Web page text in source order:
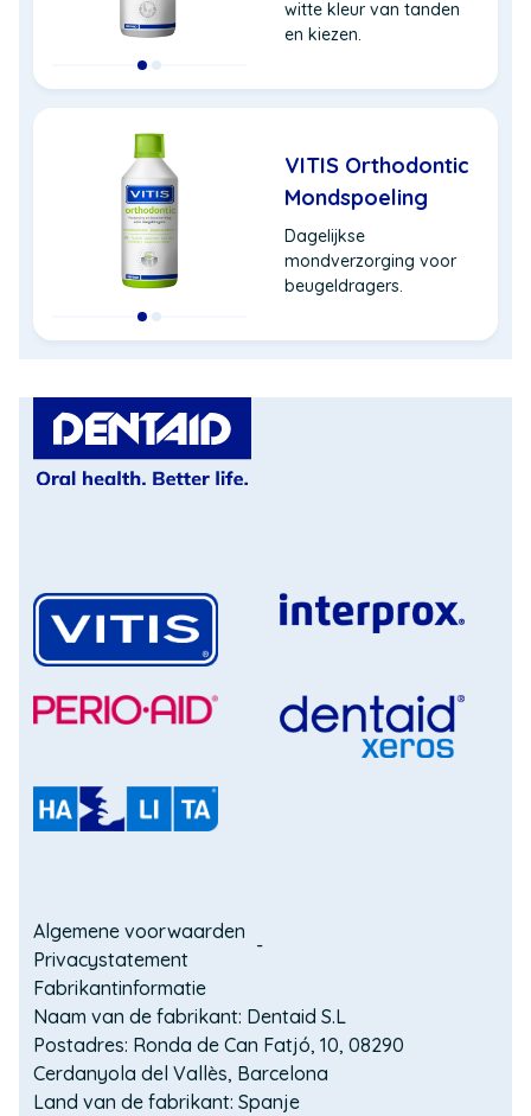
witte kleur van tanden
en kiezen.
VITIS Orthodontic
Mondspoeling
Dagelijkse
mondverzorging voor
beugeldragers.
venster)
in
venster)
een
nieuw
een
nieuw
nieuw
venster)
Domain
menu
for
VITIS
for
Algemene voorwaarden
Privacystatement
Fabrikantinformatie
Naam van de fabrikant: Dentaid S.L
Postadres: Ronda de Can Fatjó, 10, 08290
Cerdanyola del Vallès, Barcelona
Land van de fabrikant: Spanje